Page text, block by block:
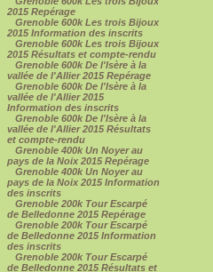
2015 Repérage
Grenoble 600k Les trois Bijoux
2015 Information des inscrits
Grenoble 600k Les trois Bijoux
2015 Résultats et compte-rendu
Grenoble 600k De l'Isère à la
vallée de l'Allier 2015 Repérage
Grenoble 600k De l'Isère à la
vallée de l'Allier 2015
Information des inscrits
Grenoble 600k De l'Isère à la
vallée de l'Allier 2015 Résultats
et compte-rendu
Grenoble 400k Un Noyer au
pays de la Noix 2015 Repérage
Grenoble 400k Un Noyer au
pays de la Noix 2015 Information
des inscrits
Grenoble 200k Tour Escarpé
de Belledonne 2015 Repérage
Grenoble 200k Tour Escarpé
de Belledonne 2015 Information
des inscrits
Grenoble 200k Tour Escarpé
de Belledonne 2015 Résultats et